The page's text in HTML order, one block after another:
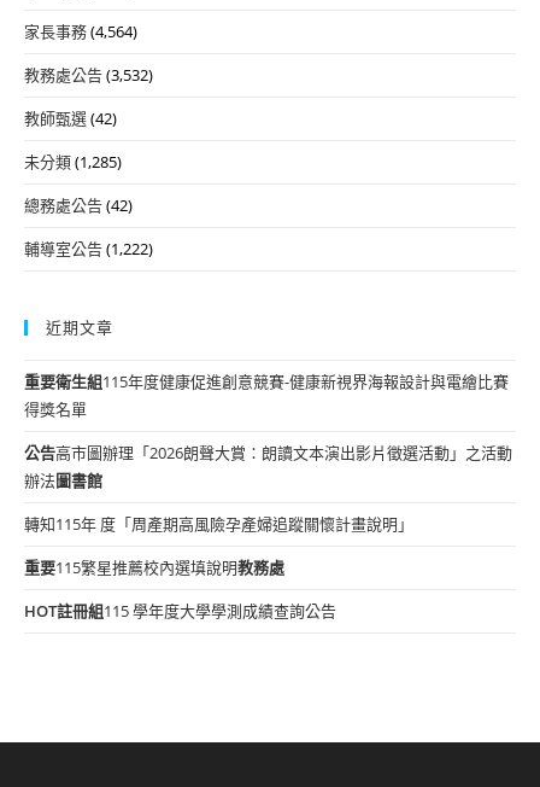
家長事務(4,564)
教務處公告(3,532)
教師甄選(42)
未分類(1,285)
總務處公告(42)
輔導室公告(1,222)
近期文章
重要衛生組115年度健康促進創意競賽-健康新視界海報設計與電繪比賽
得獎名單
公告高市圖辦理「2026朗聲大賞：朗讀文本演出影片徵選活動」之活動
辦法圖書館
轉知115年 度「周產期高風險孕產婦追蹤關懷計畫說明」
重要115繁星推薦校內選填說明教務處
HOT註冊組115 學年度大學學測成績查詢公告